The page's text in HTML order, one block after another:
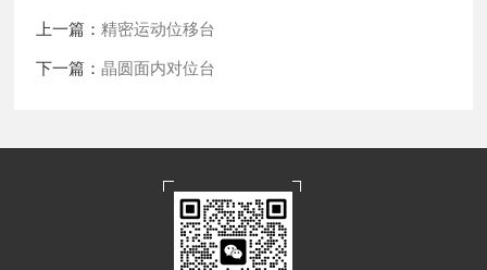
上一篇：精密运动位移台
下一篇：晶圆面内对位台